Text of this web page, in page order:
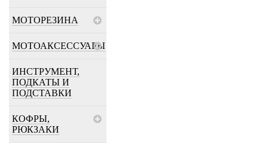
МОТОРЕЗИНА
МОТОАКСЕССУАРЫ
ИНСТРУМЕНТ,
ПОДКАТЫ И
ПОДСТАВКИ
КОФРЫ,
РЮКЗАКИ